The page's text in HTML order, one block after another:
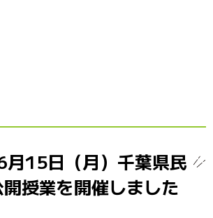
月15日（月）千葉県民
授業を開催しました